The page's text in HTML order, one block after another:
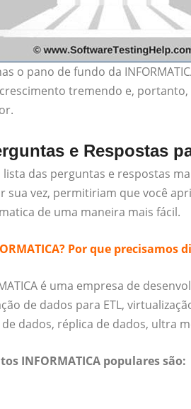
o pano de fundo da
tremendo e,
e Respostas
lista das perguntas e respostas
sua vez, permitiriam que você
de uma maneira mais fácil.
Por que precisamos
é uma empresa de
de dados para ETL,
dados, réplica de dados, ultra
INFORMATICA populares são: